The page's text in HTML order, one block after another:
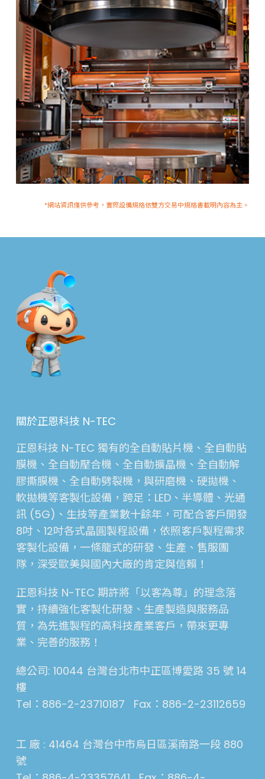
*網站資訊僅供參考，實際設備規格依雙方交易中規格書載明內容為主。
關於正恩科技 N-TEC
正恩科技 N-TEC 獨有的全自動貼片機、全自動貼
膜機、全自動壓合機、全自動擴晶機、全自動解
膠撕膜機、全自動劈裂機，與研磨機、硬拋機、
軟拋機等客製化設備，跨足：LED、半導體、光通
訊 (5G)、生技等產業數十餘年，可配合客戶開發
8吋、12吋各式晶圓製程設備，依照客戶製程需求
客製化設備，一條龍式的研發、生產、售服團
隊，深受歐美與國內大廠的肯定與信賴！
正恩科技 N-TEC 期許將「以客為尊」的理念落
實，持續強化客製化研發、生產製造與服務品
質，為先進製程的高科技產業客戶，帶來更專
業、完善的服務！
總公司: 10044 台灣台北市中正區博愛路 35 號 14
樓
Tel：886-2-23710187 Fax：886-2-23112659
工 廠 : 41464 台灣台中市烏日區溪南路一段 880
號